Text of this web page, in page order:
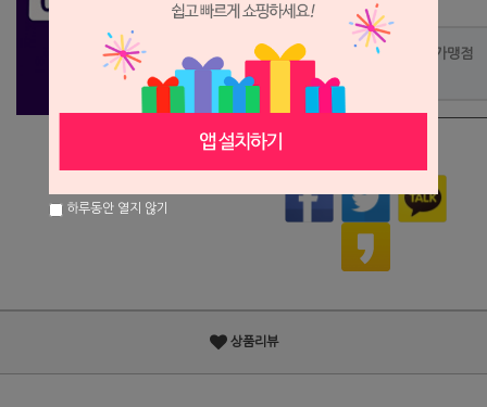
포인트사용 가맹점
상품리뷰
하루동안 열지 않기